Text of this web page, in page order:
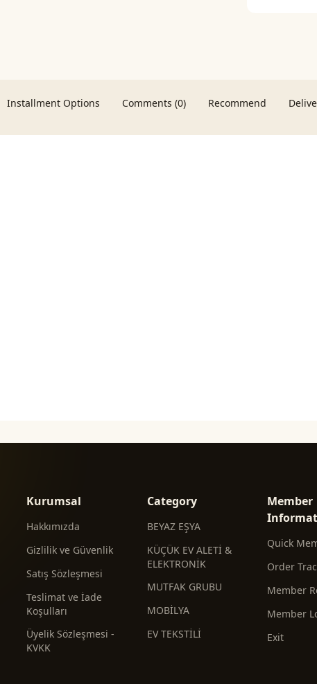
Installment Options Comments (0) Recommend
Kurumsal
Hakkımızda
Gizlilik ve Güvenlik
Satış Sözleşmesi
Teslimat ve İade
Koşulları
Üyelik Sözleşmesi -
KVKK
Category
BEYAZ EŞYA
KÜÇÜK EV ALETİ &
ELEKTRONİK
MUTFAK GRUBU
MOBİLYA
EV TEKSTİLİ
Member
Quick
Order
Member
Member
Exit